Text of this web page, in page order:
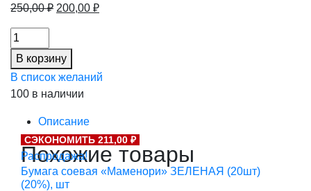
250,00₽ Первоначальная
250,00 ₽.
200,00 ₽Текущая
Брокколи
с/
м,
вес.кг
(20%),
количество
В корзину
В список желаний
100 в наличии
Описание
Похожие товары
СЭКОНОМИТЬ 211,00 ₽
Распродажа!
Бумага соевая «Маменори» ЗЕЛЕНАЯ (20шт)
(20%), шт